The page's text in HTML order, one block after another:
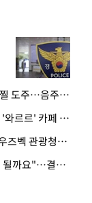
· 정차 불응하고 '시속 165㎞' 아찔 도주…음주운전자 체포
· "하마터면"…영업 끝나자마자 '와르르' 카페 테라스 덮친 대리석 외벽
· "음료 한 캔에 1만1000원?"…우즈벡 관광청까지 나섰다, 유튜버 폭로 후폭풍
· "300만원 보낸 전 남친, 받아도 될까요"…결혼 앞둔 예비신부의 뜻밖 고충